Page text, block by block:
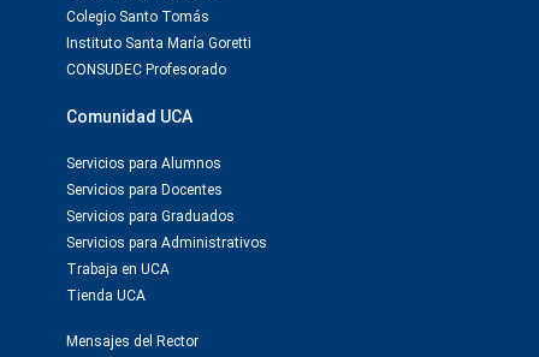
Colegio Santo Tomás
Instituto Santa María Goretti
CONSUDEC Profesorado
Comunidad UCA
Servicios para Alumnos
Servicios para Docentes
Servicios para Graduados
Servicios para Administrativos
Trabaja en UCA
Tienda UCA
Mensajes del Rector